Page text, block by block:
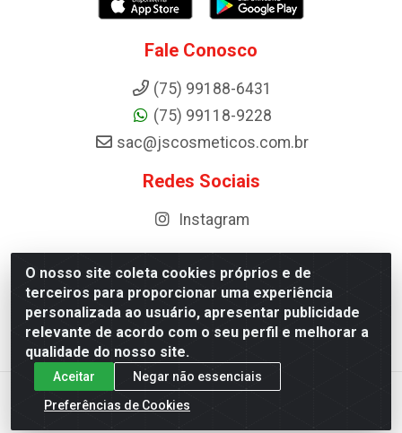
O nosso site coleta cookies próprios e de
terceiros para proporcionar uma experiência
personalizada ao usuário, apresentar publicidade
relevante de acordo com o seu perfil e melhorar a
qualidade do nosso site.
Aceitar
Negar não essenciais
Preferências de Cookies
Fale Conosco
(75) 99188-6431
(75) 99118-9228
sac@jscosmeticos.com.br
Redes Sociais
Instagram
Distribuidora de Cosméticos Antoneto LTDA - BA-052,
km 87 - Industrial, Ipirá - BA, 44600-000 - CNPJ
10.984.107/0001-75